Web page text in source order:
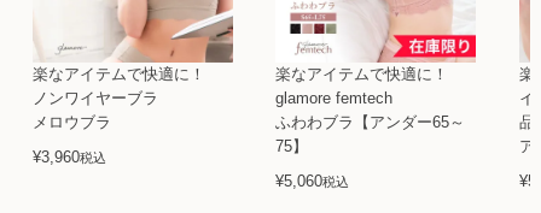
楽なアイテムで快適に！
ノンワイヤーブラ
メロウブラ
¥3,960税込
楽なアイテムで快適に！
glamore femtech
ふわわブラ【アンダー65～
75】
¥5,060税込
楽
イ
品
ア
¥